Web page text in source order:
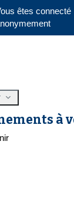
la saisie de
êtes connecté
à